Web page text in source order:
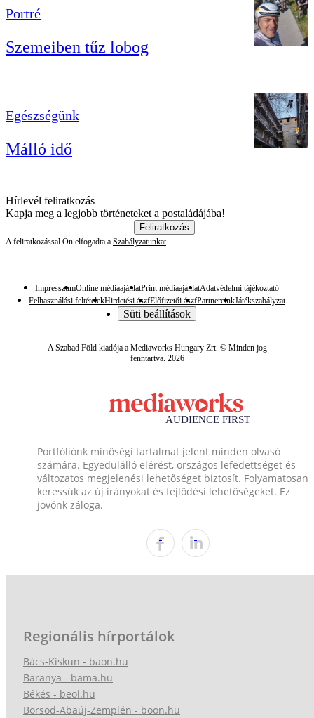
Portré
Szemeiben tűz lobog
Egészségünk
Málló idő
Hírlevél feliratkozás
Kapja meg a legjobb történeteket a postaládájába!
Feliratkozás
A feliratkozással Ön elfogadta a Szabályzatunkat
ImpresszumOnline médiaajánlatPrint médiaajánlatAdatvédelmi tájékoztató
Felhasználási feltételekHirdetési ászfElőfizetői ászfPartnereinkJátékszabályzat
Süti beállítások
A Szabad Föld kiadója a Mediaworks Hungary Zrt. © Minden jog
fenntartva. 2026
Portfóliónk minőségi tartalmat jelent minden olvasó
számára. Egyedülálló elérést, országos lefedettséget és
változatos megjelenési lehetőséget biztosít. Folyamatosan
keressük az új irányokat és fejlődési lehetőségeket. Ez
jövőnk záloga.
Regionális hírportálok
Bács-Kiskun - baon.hu
Baranya - bama.hu
Békés - beol.hu
Borsod-Abaúj-Zemplén - boon.hu